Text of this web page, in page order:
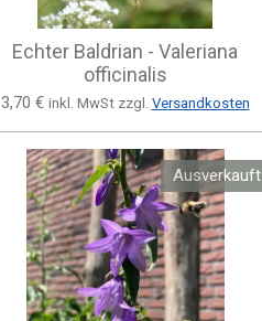
Echter Baldrian - Valeriana
officinalis
3,70 € inkl. MwSt zzgl. Versandkosten
Ausverkauft